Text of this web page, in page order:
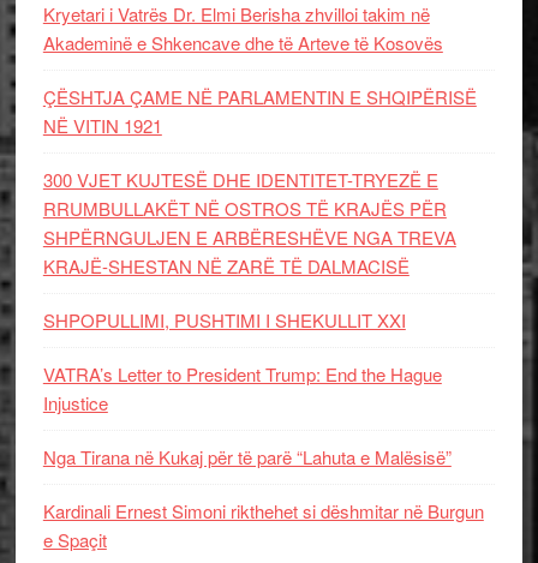
Kryetari i Vatrës Dr. Elmi Berisha zhvilloi takim në
Akademinë e Shkencave dhe të Arteve të Kosovës
ÇËSHTJA ÇAME NË PARLAMENTIN E SHQIPËRISË
NË VITIN 1921
300 VJET KUJTESË DHE IDENTITET-TRYEZË E
RRUMBULLAKËT NË OSTROS TË KRAJËS PËR
SHPËRNGULJEN E ARBËRESHËVE NGA TREVA
KRAJË-SHESTAN NË ZARË TË DALMACISË
SHPOPULLIMI, PUSHTIMI I SHEKULLIT XXI
VATRA’s Letter to President Trump: End the Hague
Injustice
Nga Tirana në Kukaj për të parë “Lahuta e Malësisë”
Kardinali Ernest Simoni rikthehet si dëshmitar në Burgun
e Spaçit